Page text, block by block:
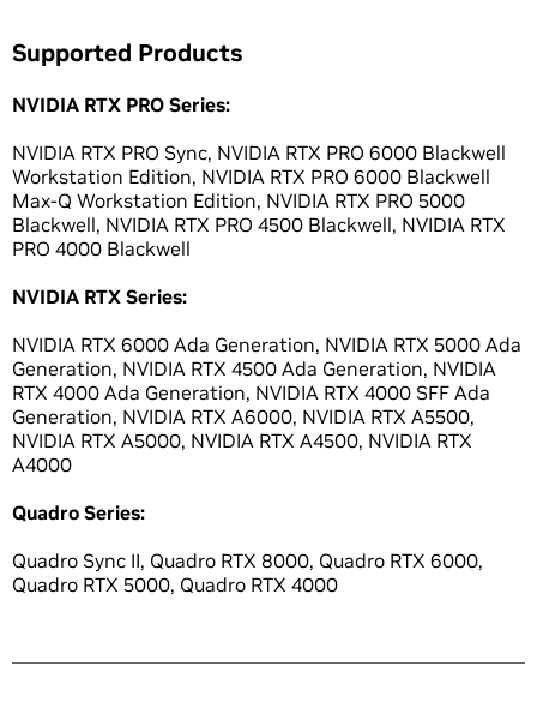
Supported Products
NVIDIA RTX PRO Series:
NVIDIA RTX PRO Sync, NVIDIA RTX PRO 6000 Blackwell
Workstation Edition, NVIDIA RTX PRO 6000 Blackwell
Max-Q Workstation Edition, NVIDIA RTX PRO 5000
Blackwell, NVIDIA RTX PRO 4500 Blackwell, NVIDIA RTX
PRO 4000 Blackwell
NVIDIA RTX Series:
NVIDIA RTX 6000 Ada Generation, NVIDIA RTX 5000 Ada
Generation, NVIDIA RTX 4500 Ada Generation, NVIDIA
RTX 4000 Ada Generation, NVIDIA RTX 4000 SFF Ada
Generation, NVIDIA RTX A6000, NVIDIA RTX A5500,
NVIDIA RTX A5000, NVIDIA RTX A4500, NVIDIA RTX
A4000
Quadro Series:
Quadro Sync II, Quadro RTX 8000, Quadro RTX 6000,
Quadro RTX 5000, Quadro RTX 4000